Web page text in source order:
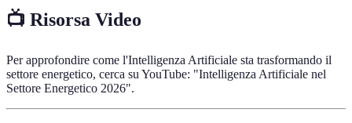
📺 Risorsa Video
Per approfondire come l'Intelligenza Artificiale sta trasformando il
settore energetico, cerca su YouTube: "Intelligenza Artificiale nel
Settore Energetico 2026".